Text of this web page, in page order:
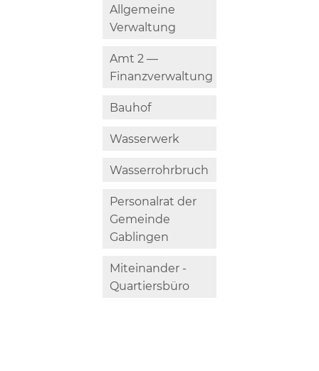
Allgemeine
Verwaltung
Amt 2 —
Finanzverwaltung
Bauhof
Wasserwerk
Wasserrohrbruch
Personalrat der
Gemeinde
Gablingen
Miteinander -
Quartiersbüro